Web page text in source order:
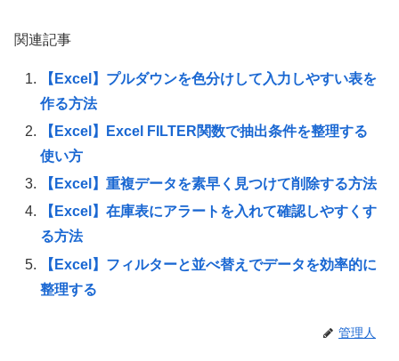
関連記事
【Excel】プルダウンを色分けして入力しやすい表を
作る方法
【Excel】Excel FILTER関数で抽出条件を整理する
使い方
【Excel】重複データを素早く見つけて削除する方法
【Excel】在庫表にアラートを入れて確認しやすくす
る方法
【Excel】フィルターと並べ替えでデータを効率的に
整理する
管理人